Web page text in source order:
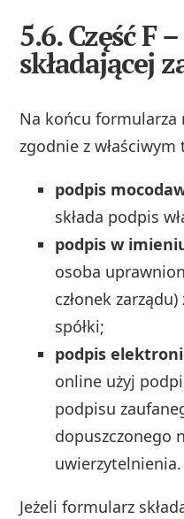
5.6. Część F
składającej
Na końcu formularza
zgodnie z właściwym
podpis
składa podpis
podpis w
osoba
członek
spółki;
podpis
online użyj
podpisu
dopuszczonego
uwierzytelnienia.
Jeżeli formularz